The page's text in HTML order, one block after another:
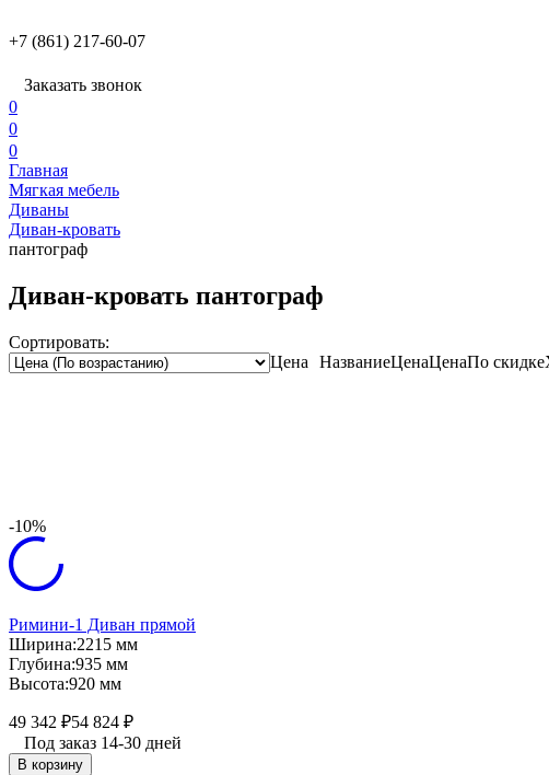
+7 (861) 217-60-07
Заказать звонок
0
0
0
Главная
Мягкая мебель
Диваны
Диван-кровать
пантограф
Диван-кровать пантограф
Сортировать:
Цена
НазваниеЦенаЦенаПо скидке
-10%
Римини-1 Диван прямой
Ширина:2215 мм
Глубина:935 мм
Высота:920 мм
49 342 ₽54 824 ₽
Под заказ 14-30 дней
В корзину